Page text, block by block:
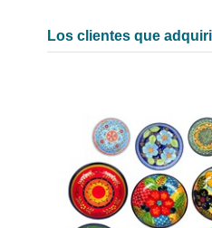
Los clientes que